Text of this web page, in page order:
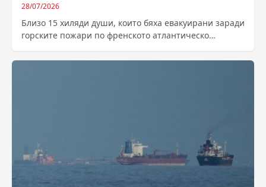
28/07/2026
Близо 15 хиляди души, които бяха евакуирани заради
горските пожари по френското атлантическо